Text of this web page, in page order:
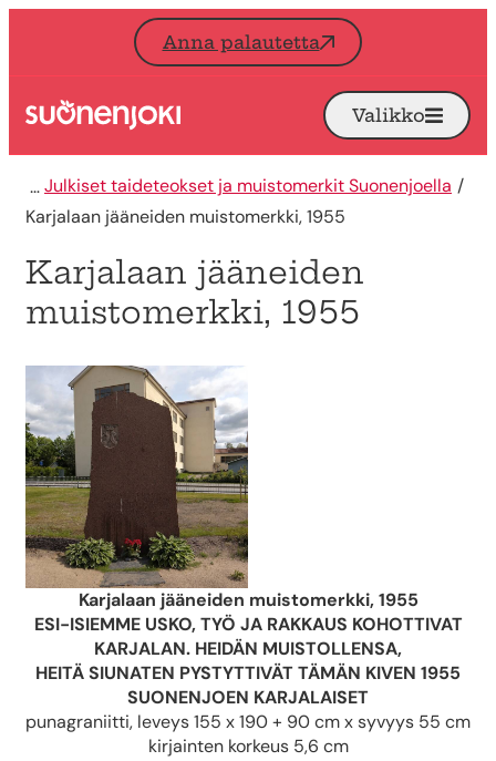
Siirry sisältöön
Anna palautetta
Etusivu Avaa
Valikko
Julkiset taideteokset ja muistomerkit Suonenjoella
Karjalaan jääneiden muistomerkki, 1955
Karjalaan jääneiden
muistomerkki, 1955
Karjalaan jääneiden muistomerkki, 1955
ESI-ISIEMME USKO, TYÖ JA RAKKAUS KOHOTTIVAT
KARJALAN. HEIDÄN MUISTOLLENSA,
HEITÄ SIUNATEN PYSTYTTIVÄT TÄMÄN KIVEN 1955
SUONENJOEN KARJALAISET
punagraniitti, leveys 155 x 190 + 90 cm x syvyys 55 cm
kirjainten korkeus 5,6 cm